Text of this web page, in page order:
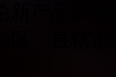
新产品、
区、直辖